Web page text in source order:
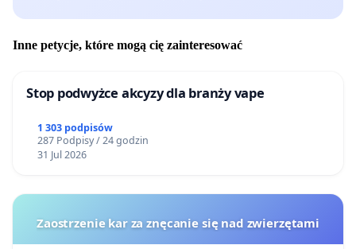
Inne petycje, które mogą cię zainteresować
Stop podwyżce akcyzy dla branży vape
1 303 podpisów
287 Podpisy / 24 godzin
31 Jul 2026
Zaostrzenie kar za znęcanie się nad zwierzętami